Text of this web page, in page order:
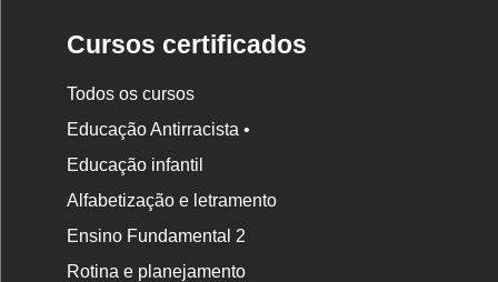
Cursos certificados
Todos os cursos
Educação Antirracista •
Educação infantil
Alfabetização e letramento
Ensino Fundamental 2
Rotina e planejamento